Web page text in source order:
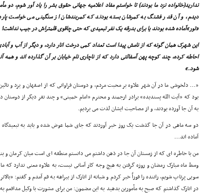
ندارید(خانواده نزد ما بودند) تا خواستم مفاد اعلامیه جهانى حقوق بشر را یاد آور شوم،
دیدم، و آن قدر فشنگ به کمرشان بسته بودند که کمربندشان از سنگینى مى خواست
«تور»آماده شده بودند یا براى بدرقه یک نفر تبعیدى که حتى چاقوى قلمتراش در جیب نداشت!
این شهرک همان گونه که از نامش پیدا است تعداد کمى درخت انار دارد، و دیگر از آب و
احاطه کرده، چند کوچه پهن آسفالتى دارد که از ناچارى نام خیابان بر آن گذارده اند و
شود.»
«... دلخوشى ما در آن شهر علاوه بر محبت مردم، و دوستان فراوانى که از اصفهان و یزد و
بود که «آیت الله پسندیده» برادر ارجمند و محترم «امام خمینى» و چند نفر دیگر از دوستان در
به آن جا آورده بودند، و از مصاحبت ایشان لذت مى بردیم.
دو سه ماهى در آن جا گذشت یک روز خبر آوردند که جاى شما عوض شده و باید به
آماده اند...
من با خاطره اى که از زمستان آن جا در ذهن داشتم مى دانستم منطقه اى است میان کرمان و
وسط ماه مبارک رمضان و روزه گرفتن به هیچ وجه کار آسانى نیست، به علاوه معنى ندارد که
سویى پرتاپ شویم، راننده را فوراً خبر کردم و شبانه از انارک از بیراهه به قم آمدم و گفتم:
در انارک گذاشتم که صبح به مأمورین بدهید به این مضمون: من براى مشورت با وکیل مدافعم